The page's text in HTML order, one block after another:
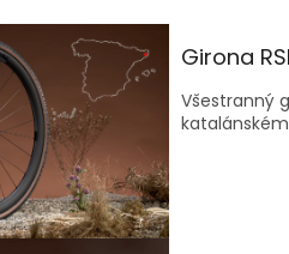
Girona
Všestranný